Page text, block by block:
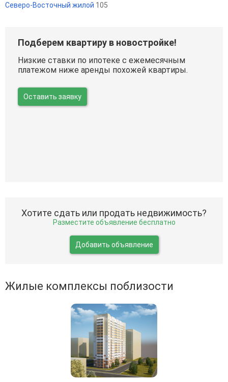
Северо-Восточный жилой 105
Подберем квартиру в новостройке!
Низкие ставки по ипотеке с ежемесячным
платежом ниже аренды похожей квартиры.
Оставить заявку
Хотите сдать или продать недвижимость?
Разместите объявление бесплатно
Добавить объявление
Жилые комплексы поблизости